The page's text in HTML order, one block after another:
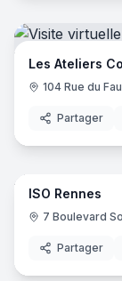
Les Ateliers
104 Rue du
Partager
ISO Rennes
7 Boulevard
Partager